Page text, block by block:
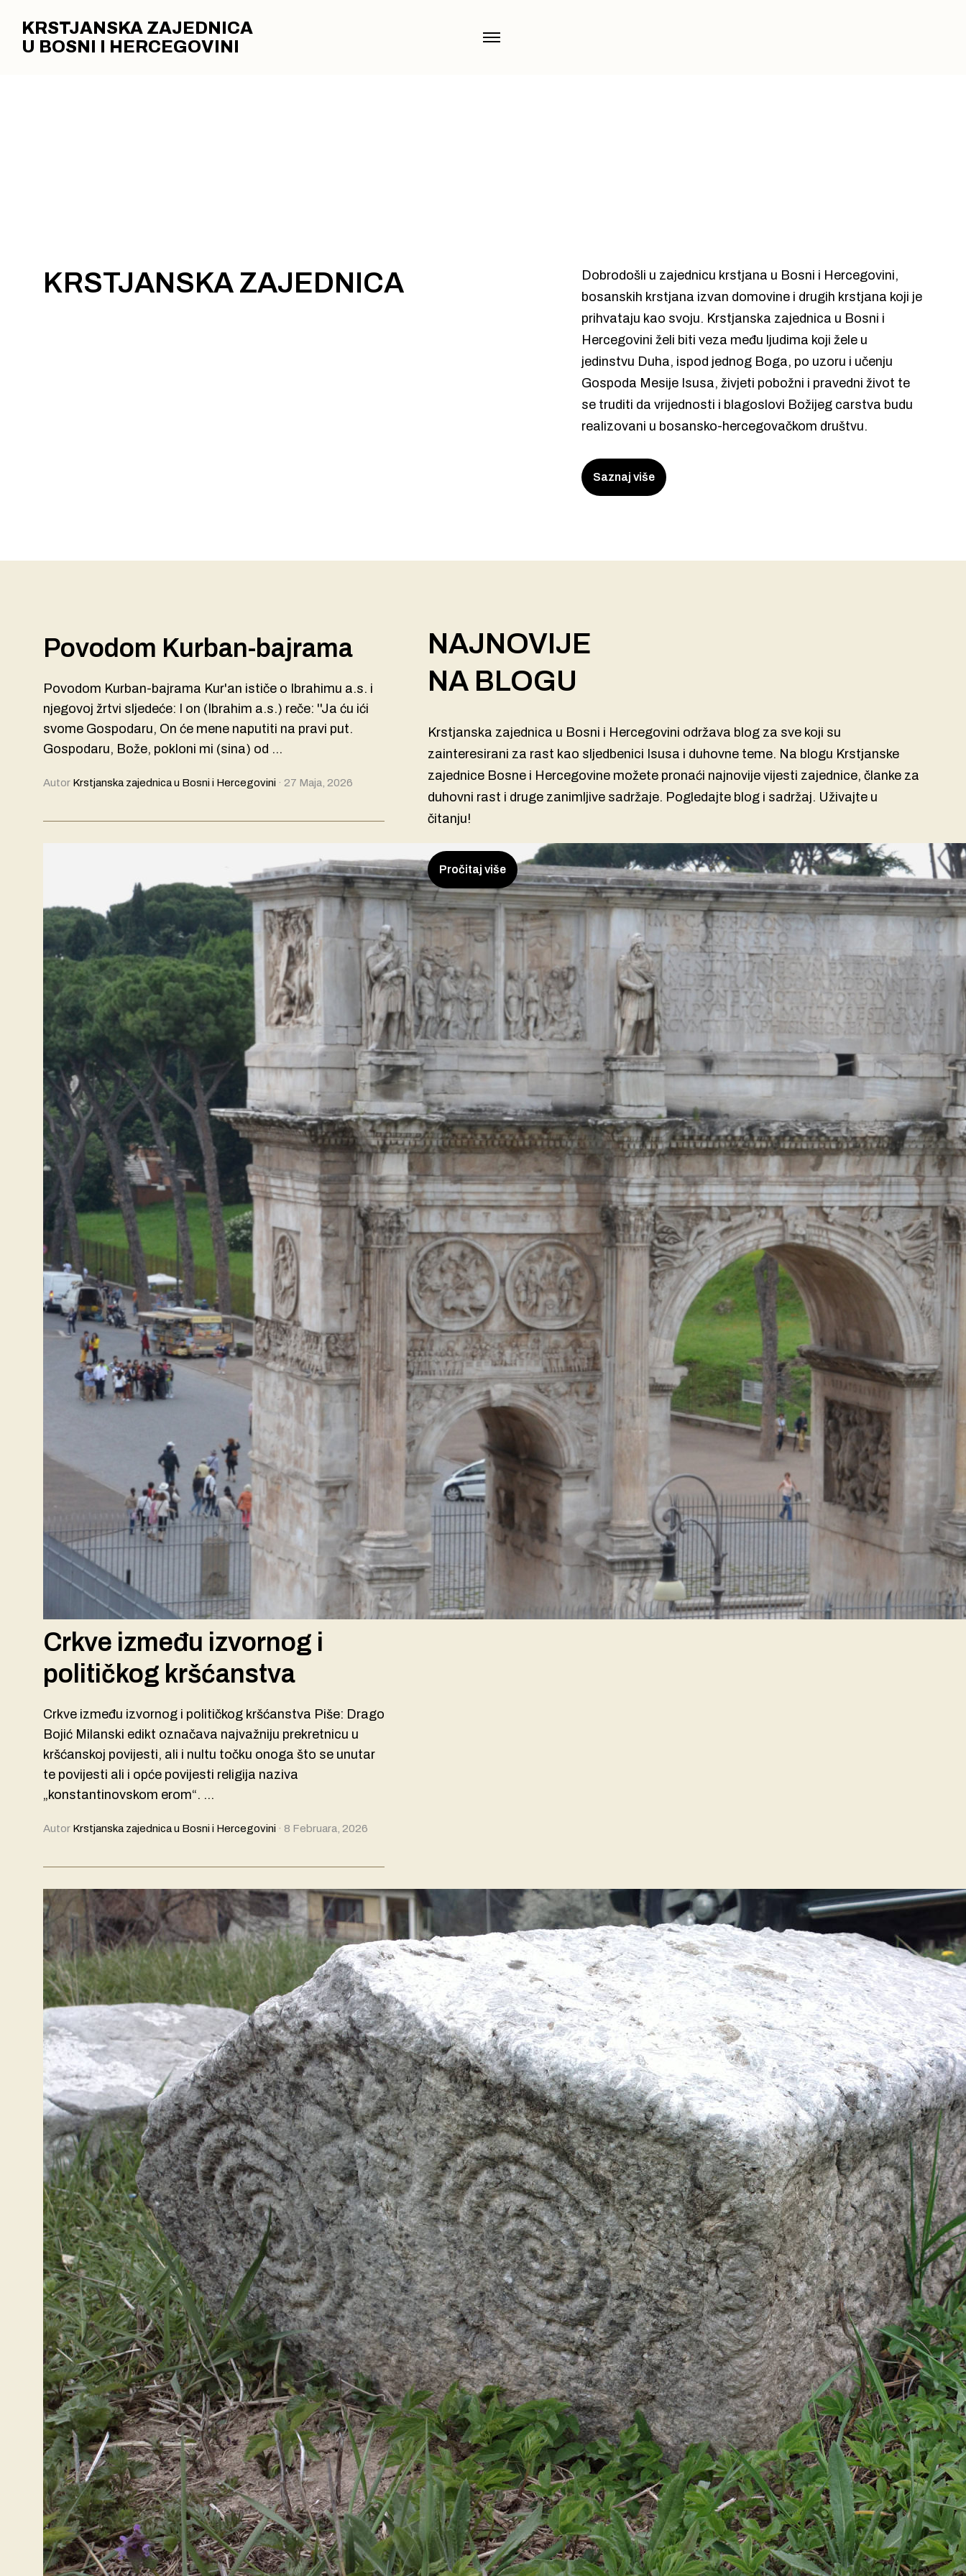
KRSTJANSKA ZAJEDNICA
U BOSNI I HERCEGOVINI
JE PRIHVATAJU KAO SVOJU.
KRSTJANSKA ZAJEDNICA
Dobrodošli u zajednicu krstjana u Bosni i Hercegovini,
bosanskih krstjana izvan domovine i drugih krstjana koji je
prihvataju kao svoju. Krstjanska zajednica u Bosni i
Hercegovini želi biti veza među ljudima koji žele u
jedinstvu Duha, ispod jednog Boga, po uzoru i učenju
Gospoda Mesije Isusa, živjeti pobožni i pravedni život te
se truditi da vrijednosti i blagoslovi Božijeg carstva budu
realizovani u bosansko-hercegovačkom društvu.
Saznaj više
Povodom Kurban-bajrama
Povodom Kurban-bajrama Kur'an ističe o Ibrahimu a.s. i
njegovoj žrtvi sljedeće: I on (Ibrahim a.s.) reče: ''Ja ću ići
svome Gospodaru, On će mene naputiti na pravi put.
Gospodaru, Bože, pokloni mi (sina) od …
Autor Krstjanska zajednica u Bosni i Hercegovini · 27 Maja, 2026
Crkve između izvornog i
političkog kršćanstva
Crkve između izvornog i političkog kršćanstva Piše: Drago
Bojić Milanski edikt označava najvažniju prekretnicu u
kršćanskoj povijesti, ali i nultu točku onoga što se unutar
te povijesti ali i opće povijesti religija naziva
„konstantinovskom erom“. …
Autor Krstjanska zajednica u Bosni i Hercegovini · 8 Februara, 2026
NAJNOVIJE
NA BLOGU
Krstjanska zajednica u Bosni i Hercegovini održava blog za sve koji su
zainteresirani za rast kao sljedbenici Isusa i duhovne teme. Na blogu Krstjanske
zajednice Bosne i Hercegovine možete pronaći najnovije vijesti zajednice, članke za
duhovni rast i druge zanimljive sadržaje. Pogledajte blog i sadržaj. Uživajte u
čitanju!
Pročitaj više